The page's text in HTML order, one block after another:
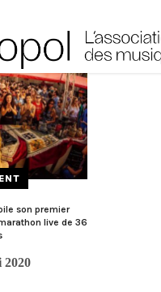
son premier
live de 36
2020